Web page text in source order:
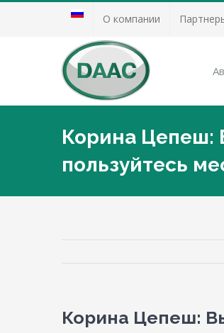
О компании
Корина Цепеш:
пользуйтесь
Корина Цепеш: